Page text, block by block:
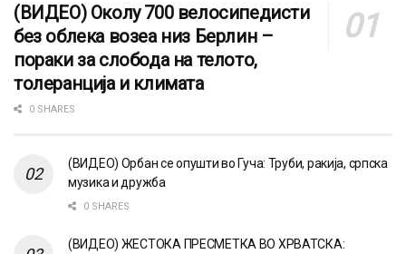
(ВИДЕО) Околу 700 велосипедисти
без облека возеа низ Берлин –
пораки за слобода на телото,
толеранција и климата
0 SHARES
(ВИДЕО) Орбан се опушти во Гуча: Труби, ракија, српска
музика и дружба
0 SHARES
(ВИДЕО) ЖЕСТОКА ПРЕСМЕТКА ВО ХРВАТСКА: